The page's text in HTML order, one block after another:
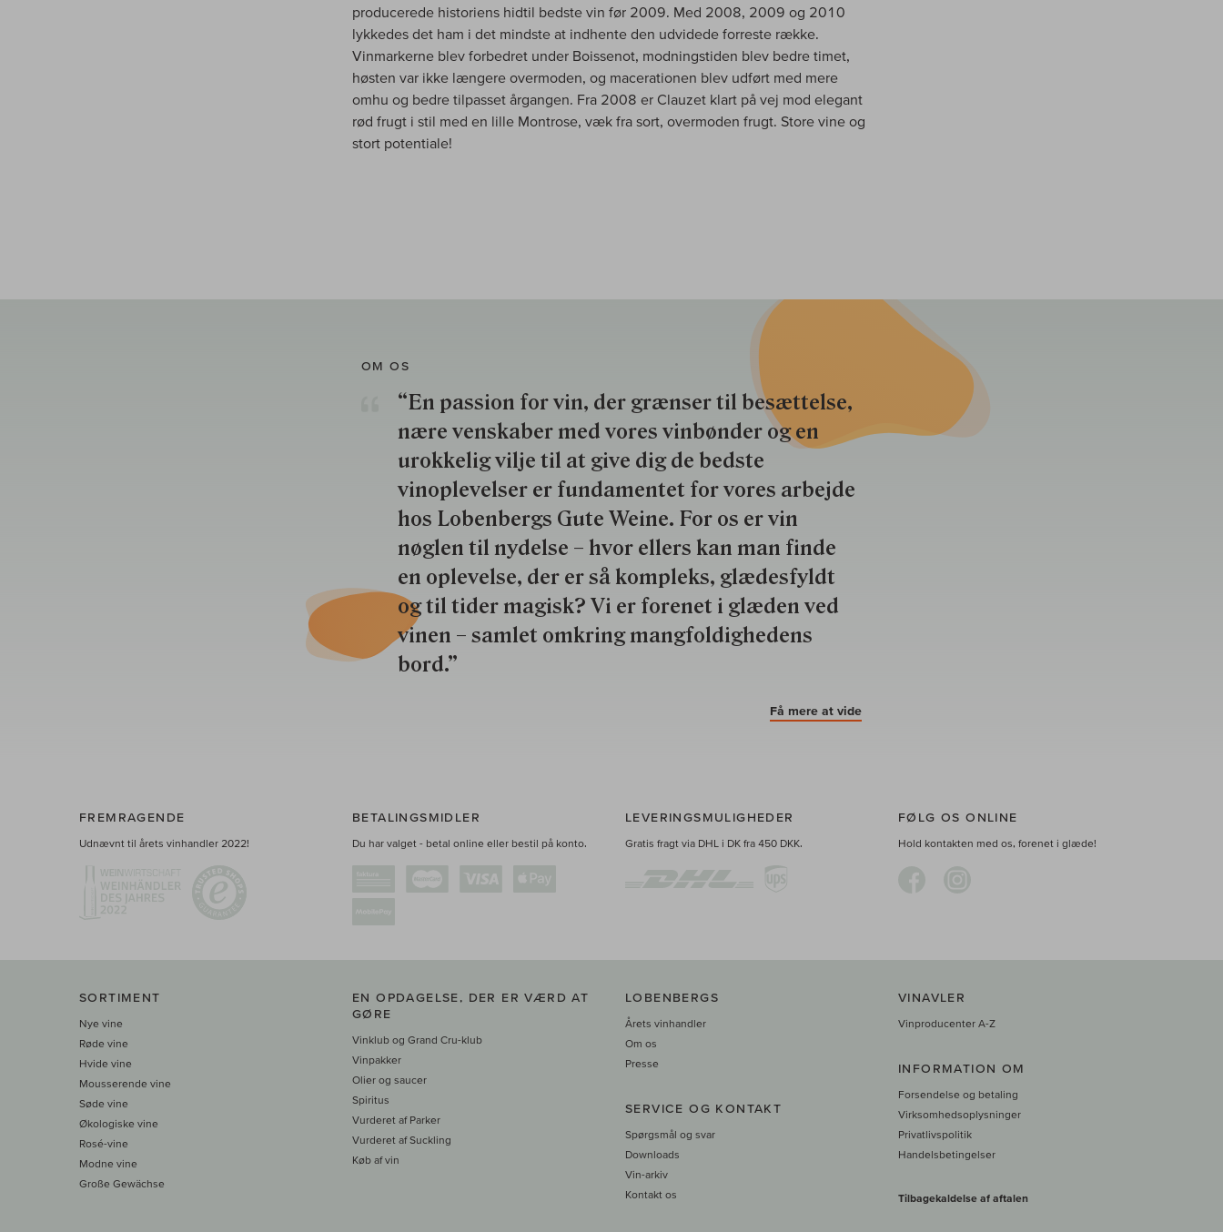
producerede historiens hidtil bedste vin før 2009. Med 2008, 2009 og 2010
lykkedes det ham i det mindste at indhente den udvidede forreste række.
Vinmarkerne blev forbedret under Boissenot, modningstiden blev bedre timet,
høsten var ikke længere overmoden, og macerationen blev udført med mere
omhu og bedre tilpasset årgangen. Fra 2008 er Clauzet klart på vej mod elegant
rød frugt i stil med en lille Montrose, væk fra sort, overmoden frugt. Store vine og
stort potentiale!
OM OS
“En passion for vin, der grænser til besættelse,
nære venskaber med vores vinbønder og en
urokkelig vilje til at give dig de bedste
vinoplevelser er fundamentet for vores arbejde
hos Lobenbergs Gute Weine. For os er vin
nøglen til nydelse – hvor ellers kan man finde
en oplevelse, der er så kompleks, glædesfyldt
og til tider magisk? Vi er forenet i glæden ved
vinen – samlet omkring mangfoldighedens
bord.”
Få mere at vide
FREMRAGENDE
Udnævnt til årets vinhandler 2022!
BETALINGSMIDLER
Du har valget - betal online eller bestil på konto.
LEVERINGSMULIGHEDER
Gratis fragt via DHL i DK fra 450 DKK.
FØLG OS ONLINE
Hold kontakten med os, forenet i glæde!
SORTIMENT
Nye vine
Røde vine
Hvide vine
Mousserende vine
Søde vine
Økologiske vine
Rosé-vine
Modne vine
Große Gewächse
EN OPDAGELSE, DER ER VÆRD AT
GØRE
Vinklub og Grand Cru-klub
Vinpakker
Olier og saucer
Spiritus
Vurderet af Parker
Vurderet af Suckling
Køb af vin
LOBENBERGS
Årets vinhandler
Om os
Presse
SERVICE OG KONTAKT
Spørgsmål og svar
Downloads
Vin-arkiv
Kontakt os
VINAVLER
Vinproducenter A-Z
INFORMATION OM
Forsendelse og betaling
Virksomhedsoplysninger
Privatlivspolitik
Handelsbetingelser
Tilbagekaldelse af aftalen